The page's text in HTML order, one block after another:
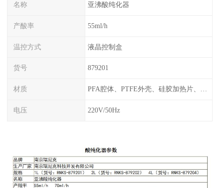
名称 亚沸酸纯化器
产酸率 55ml/h
温控方式 液晶控制盒
货号 879201
材质 PFA腔体、PTFE外壳、硅胶加热片、塑料框架
电压 220V/50Hz